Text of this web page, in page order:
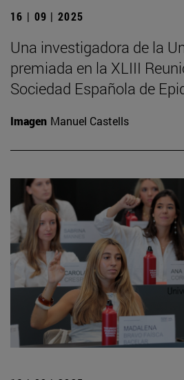
16 | 09 | 2025
Una investigadora de la
premiada en la XLIII
Sociedad Española de
Imagen Manuel Castells